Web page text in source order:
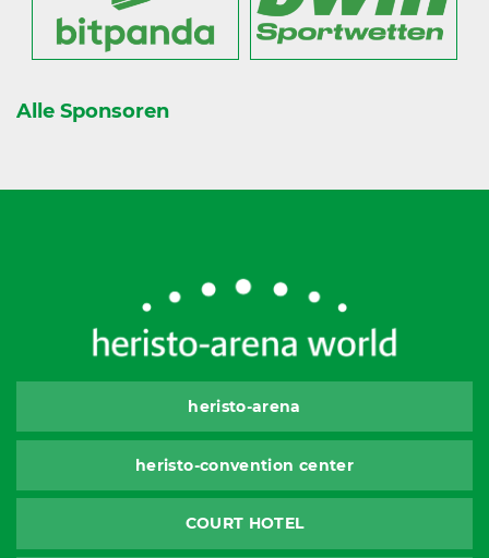
Alle Sponsoren
heristo-arena
heristo-convention center
COURT HOTEL